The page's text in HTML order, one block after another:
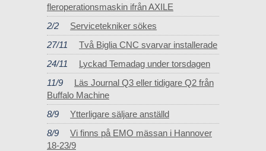
fleroperationsmaskin ifrån AXILE
2/2
Servicetekniker sökes
27/11
Två Biglia CNC svarvar installerade
24/11
Lyckad Temadag under torsdagen
11/9
Läs Journal Q3 eller tidigare Q2 från
Buffalo Machine
8/9
Ytterligare säljare anställd
8/9
Vi finns på EMO mässan i Hannover
18-23/9